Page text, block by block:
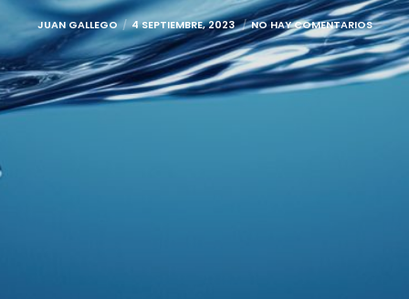
JUAN GALLEGO 4 SEPTIEMBRE, 2023 NO HAY COMENTARIOS